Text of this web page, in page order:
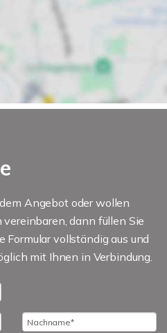
Angebot oder wollen
dann füllen Sie
vollständig aus und
mit Ihnen in Verbindung.